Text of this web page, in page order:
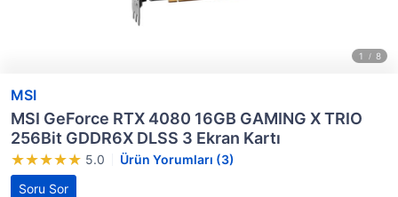
MSI
MSI GeForce RTX 4080 16GB GAMING X TRIO
256Bit GDDR6X DLSS 3 Ekran Kartı
5.0
Ürün Yorumları (3)
Soru Sor